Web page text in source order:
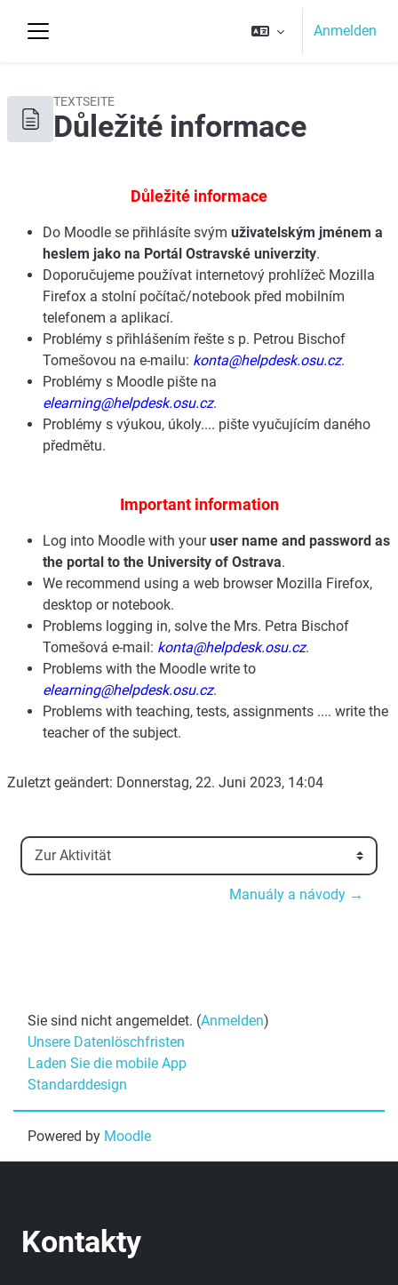
Anmelden
TEXTSEITE
Důležité informace
Důležité informace
Do Moodle se přihlásíte svým uživatelským jménem a
heslem jako na Portál Ostravské univerzity.
Doporučujeme používat internetový prohlížeč Mozilla
Firefox a stolní počítač/notebook před mobilním
telefonem a aplikací.
Problémy s přihlášením řešte s p. Petrou Bischof
Tomešovou na e-mailu: konta@helpdesk.osu.cz.
Problémy s Moodle pište na
elearning@helpdesk.osu.cz.
Problémy s výukou, úkoly.... pište vyučujícím daného
předmětu.
Important information
Log into Moodle with youruser name and password as
the portal to the University of Ostrava.
We recommend using a web browser Mozilla Firefox,
desktop or notebook.
Problems logging in, solve the Mrs. Petra Bischof
Tomešová e-mail: konta@helpdesk.osu.cz.
Problems with the Moodle write to
elearning@helpdesk.osu.cz.
Problems with teaching, tests, assignments .... write the
teacher of the subject.
Zuletzt geändert: Donnerstag, 22. Juni 2023, 14:04
Zur Aktivität
Manuály a návody →
Sie sind nicht angemeldet. (Anmelden)
Unsere Datenlöschfristen
Laden Sie die mobile App
Standarddesign
Powered by Moodle
Kontakty